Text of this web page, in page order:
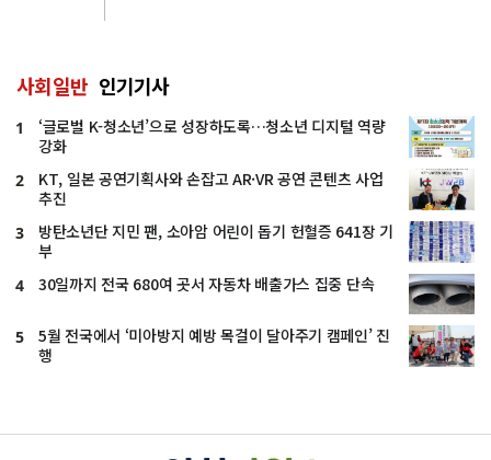
사회일반 인기기사
1
‘글로벌 K-청소년’으로 성장하도록…청소년 디지털 역량
강화
2
KT, 일본 공연기획사와 손잡고 AR·VR 공연 콘텐츠 사업
추진
3
방탄소년단 지민 팬, 소아암 어린이 돕기 헌혈증 641장 기
부
4 30일까지 전국 680여 곳서 자동차 배출가스 집중 단속
5
5월 전국에서 ‘미아방지 예방 목걸이 달아주기 캠페인’ 진
행